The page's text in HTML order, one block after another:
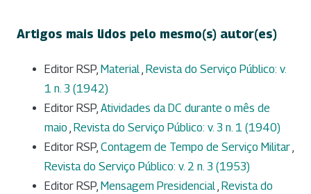
Artigos mais lidos pelo mesmo(s) autor(es)
Editor RSP, Material, Revista do Serviço Público: v.
1 n. 3 (1942)
Editor RSP, Atividades da DC durante o mês de
maio , Revista do Serviço Público: v. 3 n. 1 (1940)
Editor RSP, Contagem de Tempo de Serviço Militar,
Revista do Serviço Público: v. 2 n. 3 (1953)
Editor RSP, Mensagem Presidencial, Revista do